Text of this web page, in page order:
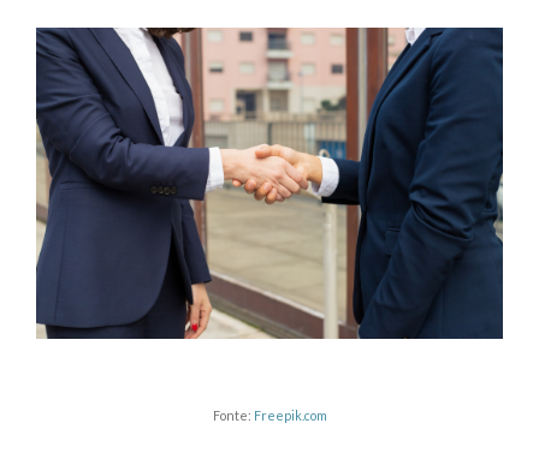
Fonte: Freepik.com